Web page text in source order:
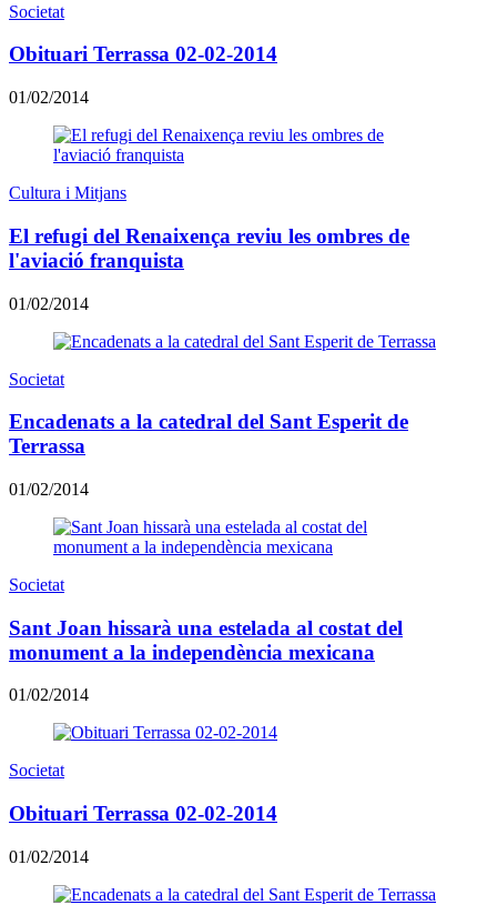
Societat
Obituari Terrassa 02-02-2014
01/02/2014
Cultura i Mitjans
El refugi del Renaixença reviu les ombres de
l'aviació franquista
01/02/2014
Societat
Encadenats a la catedral del Sant Esperit de
Terrassa
01/02/2014
Societat
Sant Joan hissarà una estelada al costat del
monument a la independència mexicana
01/02/2014
Societat
Obituari Terrassa 02-02-2014
01/02/2014